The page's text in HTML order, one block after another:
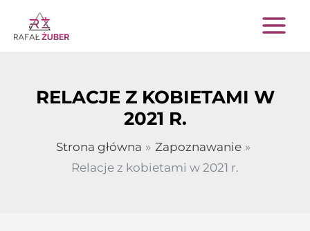
Przejdź
do
RELACJE Z KOBIETAMI W
2021 R.
Strona główna
Zapoznawanie
Relacje z kobietami w 2021 r.